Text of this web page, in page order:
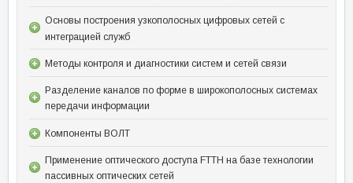
Основы построения узкополосных цифровых сетей с
интеграцией служб
Методы контроля и диагностики систем и сетей связи
Разделение каналов по форме в широкополосных системах
передачи информации
Компоненты ВОЛТ
Применение оптического доступа FTTH на базе технологии
пассивных оптических сетей